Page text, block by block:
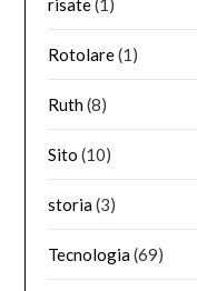
Rotolare(1)
Ruth(8)
Sito (10)
storia(3)
Tecnologia(69)